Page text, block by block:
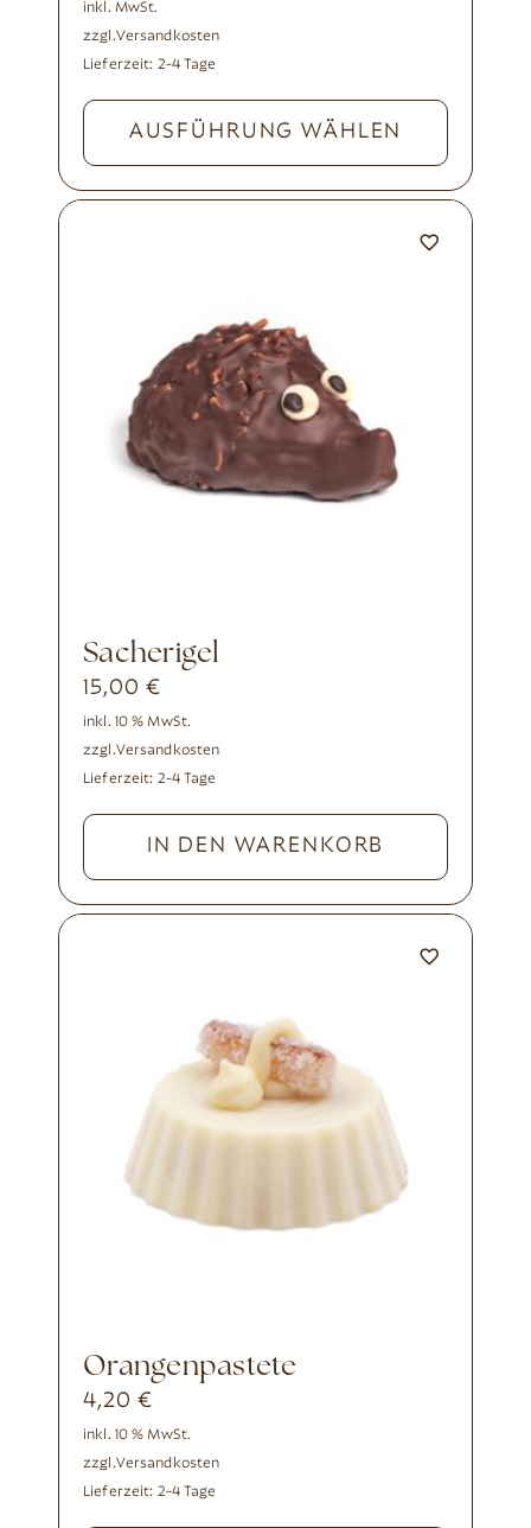
inkl. MwSt.
zzgl.Versandkosten
Lieferzeit: 2-4 Tage
AUSFÜHRUNG WÄHLEN
Sacherigel
15,00 €
inkl. 10 % MwSt.
zzgl.Versandkosten
Lieferzeit: 2-4 Tage
IN DEN WARENKORB
Orangenpastete
4,20 €
inkl. 10 % MwSt.
zzgl.Versandkosten
Lieferzeit: 2-4 Tage